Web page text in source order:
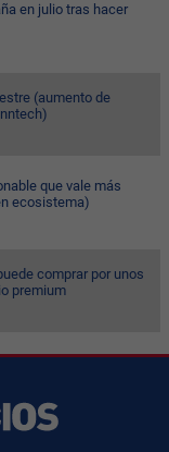
en julio tras hacer
(aumento de
que vale más
ecosistema)
comprar por unos
premium